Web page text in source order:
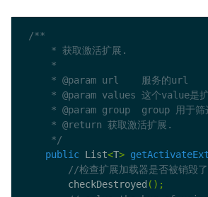
     */
public List<T>
        checkDestroyed
();